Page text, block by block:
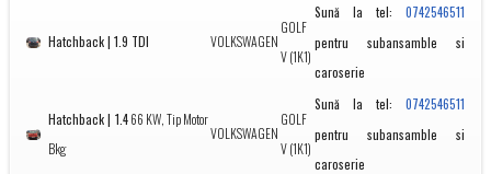
Hatchback | 1.9 TDI VOLKSWAGEN
GOLF
V (1K1)
Sună la tel: 0742546511
pentru subansamble si
caroserie
Hatchback | 1.466 KW, Tip Motor
Bkg
VOLKSWAGEN
GOLF
V (1K1)
Sună la tel: 0742546511
pentru subansamble si
caroserie